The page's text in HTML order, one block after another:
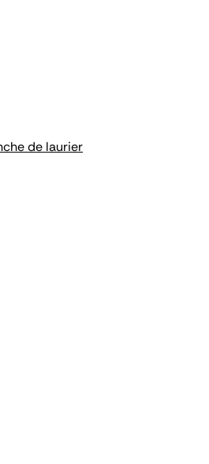
de laurier